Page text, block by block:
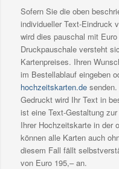
Sofern Sie die oben
individueller Text-Eindruck
wird dies pauschal mit
Druckpauschale versteht
Kartenpreises. Ihren
im Bestellablauf eingeben
hochzeitskarten.desenden.
Gedruckt wird Ihr Text in
ist eine Text-Gestaltung
Ihrer Hochzeitskarte in der
können alle Karten auch
diesem Fall fällt
von Euro 195,– an.